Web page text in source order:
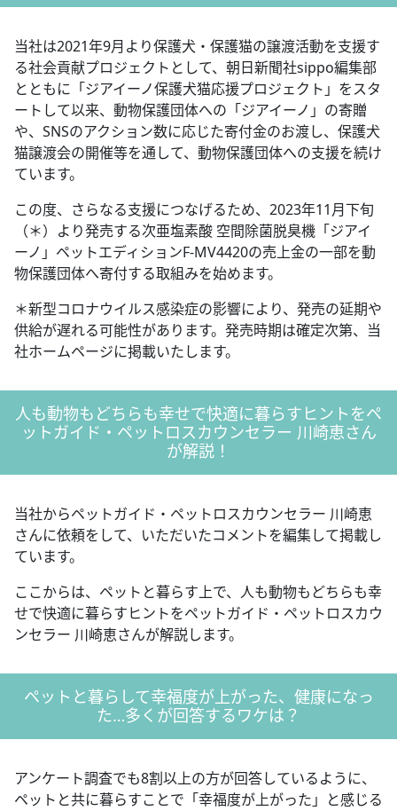
当社は2021年9月より保護犬・保護猫の譲渡活動を支援す
る社会貢献プロジェクトとして、朝日新聞社sippo編集部
とともに「ジアイーノ保護犬猫応援プロジェクト」をスタ
ートして以来、動物保護団体への「ジアイーノ」の寄贈
や、SNSのアクション数に応じた寄付金のお渡し、保護犬
猫譲渡会の開催等を通して、動物保護団体への支援を続け
ています。
この度、さらなる支援につなげるため、2023年11月下旬
（＊）より発売する次亜塩素酸 空間除菌脱臭機「ジアイ
ーノ」ペットエディションF-MV4420の売上金の一部を動
物保護団体へ寄付する取組みを始めます。
＊新型コロナウイルス感染症の影響により、発売の延期や
供給が遅れる可能性があります。発売時期は確定次第、当
社ホームページに掲載いたします。
人も動物もどちらも幸せで快適に暮らすヒントをペ
ットガイド・ペットロスカウンセラー 川崎恵さん
が解説！
当社からペットガイド・ペットロスカウンセラー 川崎恵
さんに依頼をして、いただいたコメントを編集して掲載し
ています。
ここからは、ペットと暮らす上で、人も動物もどちらも幸
せで快適に暮らすヒントをペットガイド・ペットロスカウ
ンセラー 川崎恵さんが解説します。
ペットと暮らして幸福度が上がった、健康になっ
た…多くが回答するワケは？
アンケート調査でも8割以上の方が回答しているように、
ペットと共に暮らすことで「幸福度が上がった」と感じる